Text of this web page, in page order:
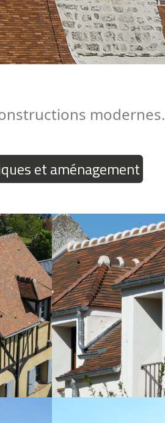
modernes.
et aménagement